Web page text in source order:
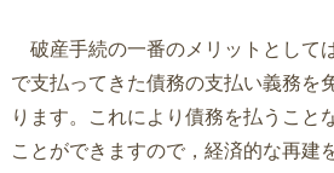
破産手続の一番のメリットとして
で支払ってきた債務の支払い義務を
ります。これにより債務を払うこと
ことができますので，経済的な再建